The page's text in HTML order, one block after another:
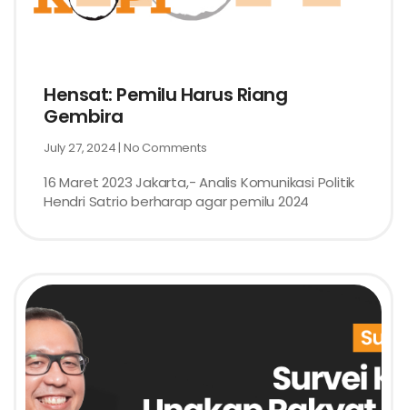
Hensat: Pemilu Harus Riang
Gembira
July 27, 2024 No Comments
16 Maret 2023 Jakarta,- Analis Komunikasi Politik
Hendri Satrio berharap agar pemilu 2024